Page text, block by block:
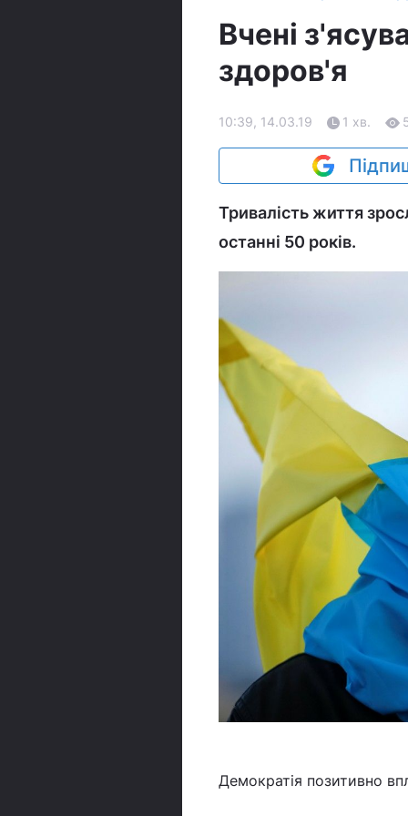
Вчені
здоров'я
10:39, 14.03.19 1 хв.
Тривалість життя
останні 50 років.
Демократія позитивно